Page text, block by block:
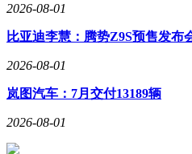
2026-08-01
比亚迪李慧：腾势Z9S预售发布
2026-08-01
岚图汽车：7月交付13189辆
2026-08-01